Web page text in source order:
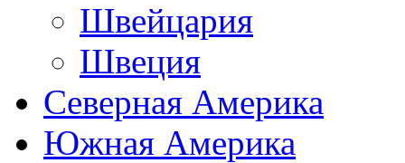
Швейцария
Швеция
Северная Америка
Южная Америка